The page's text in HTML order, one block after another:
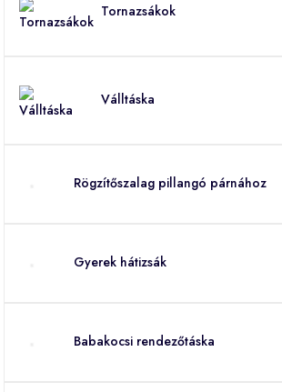
Tornazsákok
Válltáska
Rögzítőszalag pillangó párnához
Gyerek hátizsák
Babakocsi rendezőtáska